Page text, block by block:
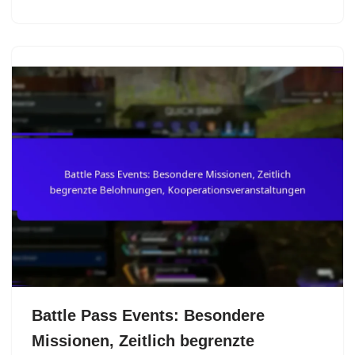
Battle Pass Events: Besondere
Missionen, Zeitlich begrenzte